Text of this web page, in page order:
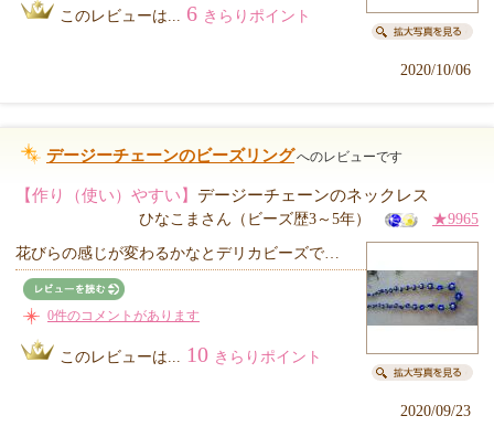
このレビューは... 6 きらりポイント
2020/10/06
デージーチェーンのビーズリングへのレビューです
【作り（使い）やすい】 デージーチェーンのネックレス
ひなこまさん（ビーズ歴3～5年） ★9965
花びらの感じが変わるかなとデリカビーズで…
0件のコメントがあります
このレビューは... 10 きらりポイント
2020/09/23